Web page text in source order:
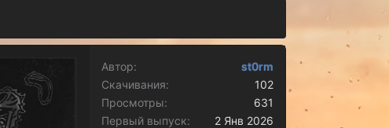
Автор
st0rm
Скачивания
102
Просмотры
631
Первый выпуск
2 Янв 2026